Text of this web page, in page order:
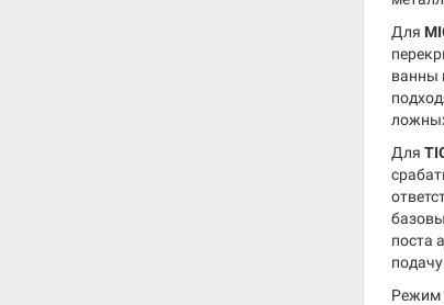
Для
ванны
Для
поста
Режим